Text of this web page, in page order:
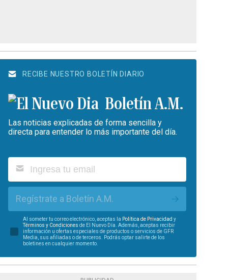
RECIBE NUESTRO BOLETÍN DIARIO
Boletín A.M.
Las noticias explicadas de forma sencilla y
directa para entender lo más importante del día.
Regístrate a Boletín A.M.
Al someter tu correo electrónico, aceptas la Política de Privacidad y
Términos y Condiciones de El Nuevo Día. Además, aceptas recibir
información u ofertas especiales de productos o servicios de GFR
Media, sus afiliadas o de terceros. Podrás optar salirte de los
boletines en cualquier momento.